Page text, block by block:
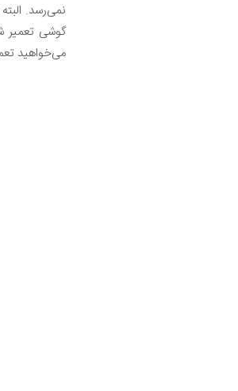
می‌خواهید تعمیر دوربین آیفون 6 پلاس شما با کمترین